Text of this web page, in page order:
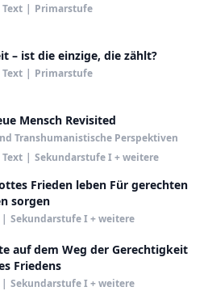
| Primarstufe
– ist die einzige, die zählt?
| Primarstufe
Mensch Revisited
Transhumanistische Perspektiven
| Sekundarstufe I + weitere
Frieden leben Für gerechten
sorgen
| Sekundarstufe I + weitere
auf dem Weg der Gerechtigkeit
Friedens
| Sekundarstufe I + weitere